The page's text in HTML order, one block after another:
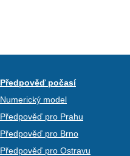
Předpověď počasí
Numerický model
Předpověď pro Prahu
Předpověď pro Brno
Předpověď pro Ostravu